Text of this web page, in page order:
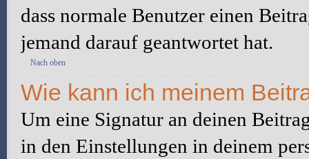
dass normale Benutzer einen
jemand darauf geantwortet hat.
Nach oben
Wie kann ich meinem
Um eine Signatur an deinen
in den Einstellungen in deinem